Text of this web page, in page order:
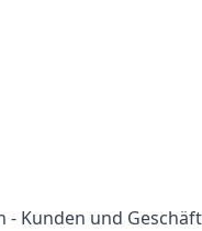
Kunden und